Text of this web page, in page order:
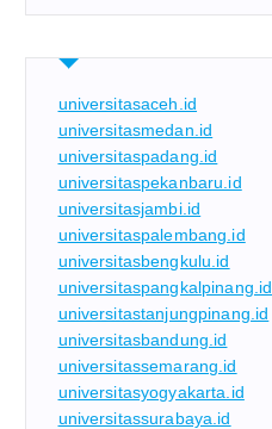
universitasaceh.id
universitasmedan.id
universitaspadang.id
universitaspekanbaru.id
universitasjambi.id
universitaspalembang.id
universitasbengkulu.id
universitaspangkalpinang.id
universitastanjungpinang.id
universitasbandung.id
universitassemarang.id
universitasyogyakarta.id
universitassurabaya.id